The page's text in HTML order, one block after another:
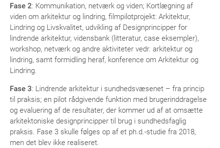
Fase 2: Kommunikation, netværk og viden; Kortlægning af
viden om arkitektur og lindring, filmpilotprojekt: Arkitektur,
Lindring og Livskvalitet, udvikling af Designprincipper for
lindrende arkitektur, vidensbank (litteratur, case eksempler),
workshop, netværk og andre aktiviteter vedr. arkitektur og
lindring, samt formidling heraf, konference om Arkitektur og
Lindring.
Fase 3: Lindrende arkitektur i sundhedsvæsenet – fra princip
til praksis; en pilot rådgivende funktion med brugerinddragelse
og evaluering af de resultater, der kommer ud af at omsætte
arkitektoniske designprincipper til brug i sundhedsfaglig
praksis. Fase 3 skulle følges op af et ph.d.-studie fra 2018,
men det blev ikke realiseret.